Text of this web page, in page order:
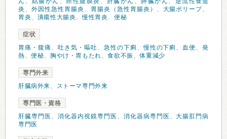
炎 、 外因性急性胃腸炎 、 胃腸炎（急性胃腸炎） 、 大腸ポリープ、
胃炎、 潰瘍性大腸炎、慢性胃炎、便秘
症状
胃痛・腹痛 、 吐き気・嘔吐、 急性の下痢 、慢性の下痢 、 血便、発
熱、便秘、 胸やけ・胃もたれ、食欲不振 、体重減少
専門外来
肝臓病外来、 ストーマ専門外来
専門医・資格
肝臓専門医 、 消化器内視鏡専門医 、 消化器病専門医 、大腸肛門病
専門医